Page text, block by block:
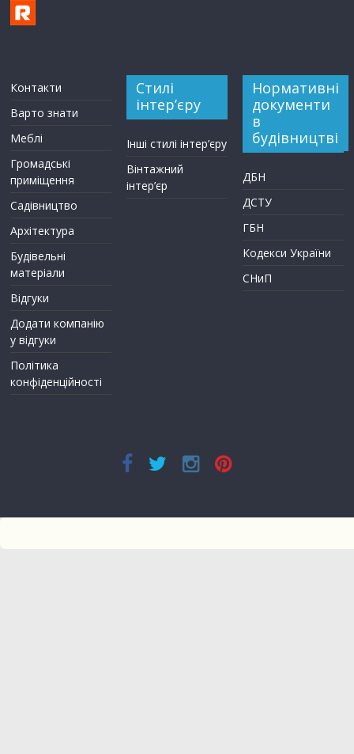
Контакти
Варто знати
Меблі
Громадські
приміщення
Садівництво
Архітектура
Будівельні
матеріали
Відгуки
Додати компанію
у відгуки
Політика
конфіденційності
Стилі
інтер’єру
Інші стилі інтер’єру
Вінтажний
інтер’єр
Нормативні
документи
в
будівництві
ДБН
ДСТУ
ГБН
Кодекси України
СНиП